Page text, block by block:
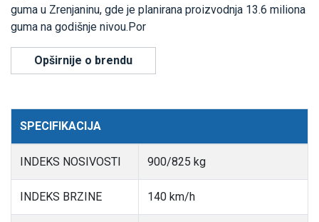
guma u Zrenjaninu, gde je planirana proizvodnja 13.6 miliona
guma na godišnje nivou.Por
Opširnije o brendu
SPECIFIKACIJA
INDEKS NOSIVOSTI 900/825 kg
INDEKS BRZINE 140 km/h